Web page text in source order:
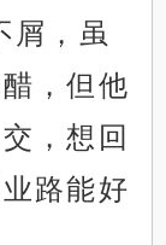
屑，虽
，但他
，想回
路能好